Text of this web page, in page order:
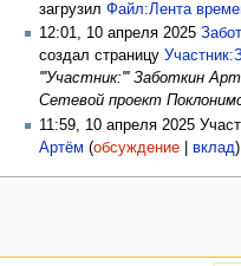
загрузил Файл:Лента
12:01, 10 апреля 2025
создал страницу
'''Участник:''' Заботкин
Сетевой проект
11:59, 10 апреля 2025
Артём (обсуждение вклад)